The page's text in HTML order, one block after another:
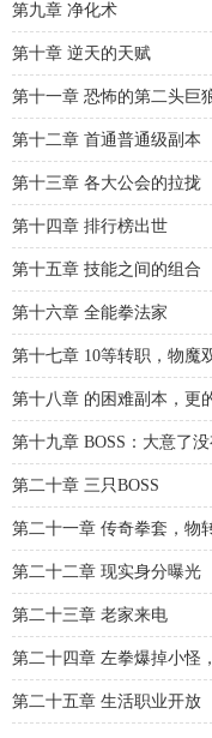
第九章 净化术
第十章 逆天的天赋
第十一章 恐怖的第二头巨
第十二章 首通普通级副本
第十三章 各大公会的拉拢
第十四章 排行榜出世
第十五章 技能之间的组合
第十六章 全能拳法家
第十七章 10等转职，物魔
第十八章 的困难副本，更
第十九章 BOSS：大意了
第二十章 三只BOSS
第二十一章 传奇拳套，物
第二十二章 现实身分曝光
第二十三章 老家来电
第二十四章 左拳爆掉小怪
第二十五章 生活职业开放